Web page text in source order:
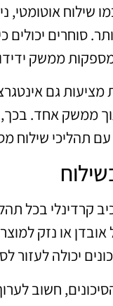
שילוח
סוחרים
ממשק
מציעות גם
ממשק אחד. בכך,
תהליכי שילוח
קרדינלי בכל
אובדן או נזק
יכולה
חשוב